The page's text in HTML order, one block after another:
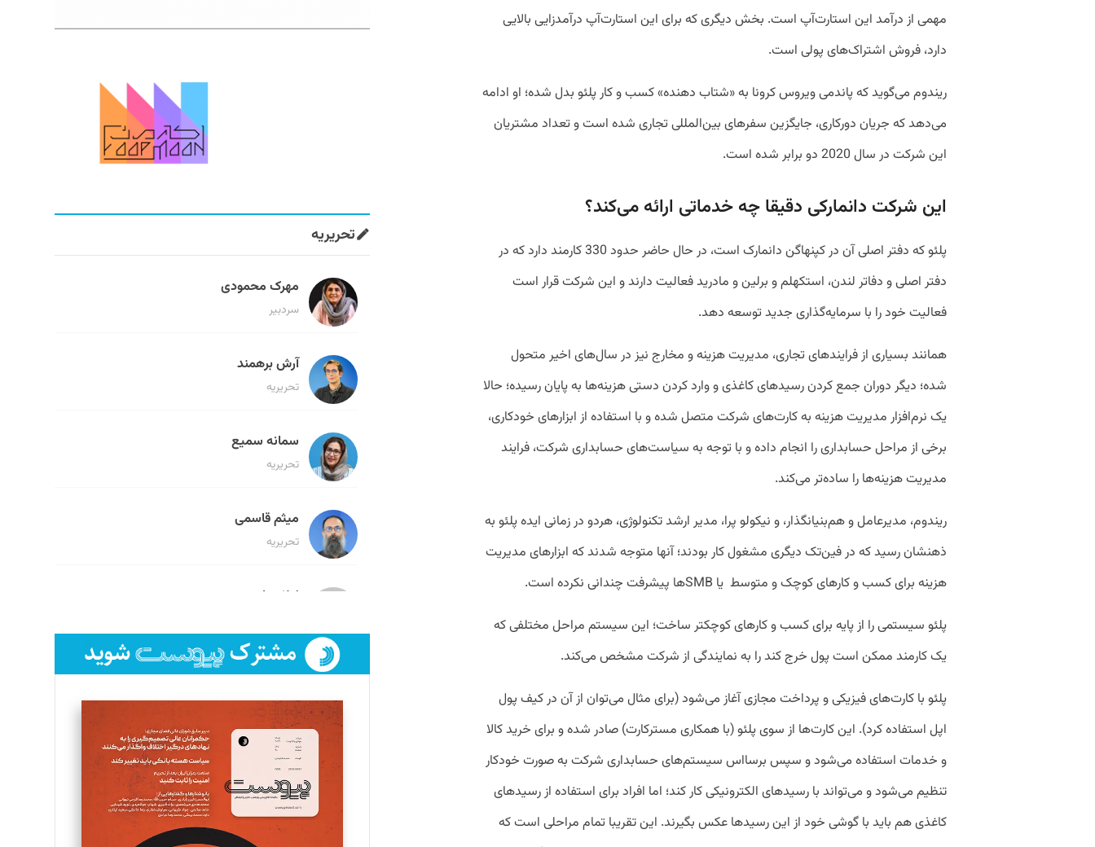
مهمی از درآمد این استارت‌آپ است. بخش دیگری که برای این استارت‌آپ درآمدزایی بالایی
دارد، فروش اشتراک‌های پولی است.
ریندوم می‌گوید که پاندمی ویروس کرونا به «شتاب دهنده»‌‌ کسب و کار پلئو بدل شده؛ او ادامه
می‌دهد که جریان دورکاری، جایگزین سفرهای بین‌المللی تجاری شده است و تعداد مشتریان
این شرکت در سال 2020 دو برابر شده است.
این شرکت دانمارکی دقیقا چه خدماتی ارائه می‌کند؟
پلئو که دفتر اصلی آن در کپنهاگن دانمارک است، در حال حاضر حدود 330 کارمند دارد که در
دفتر اصلی و دفاتر لندن، استکهلم و برلین و مادرید فعالیت دارند و این شرکت قرار است
فعالیت خود را با سرمایه‌گذاری جدید توسعه دهد.
همانند بسیاری از فرایند‌های تجاری، مدیریت هزینه‌ و مخارج نیز در سال‌های اخیر متحول
شده؛ دیگر دوران جمع کردن رسید‌های کاغذی و وارد کردن دستی هزینه‌ها به پایان رسیده؛ حالا
یک نرم‌افزار مدیریت هزینه به کارت‌های شرکت متصل شده و با استفاده از ابزار‌های خودکاری،
برخی از مراحل حسابداری را انجام داده و با توجه به سیاست‌های حسابداری شرکت، فرایند
مدیریت هزینه‌ها را ساده‌تر می‌کند.
ریندوم، مدیرعامل و هم‌بنیانگذار، و نیکولو پرا، مدیر ارشد تکنولوژی، هردو در زمانی ایده پلئو به
ذهنشان رسید که در فین‌تک دیگری مشغول کار بودند؛ آنها متوجه شدند که ابزارهای مدیریت
هزینه برای کسب و کارهای کوچک و متوسط یا SMBها پیشرفت چندانی نکرده است.
پلئو سیستمی را از پایه برای کسب و کار‌های کوچکتر ساخت؛ این سیستم مراحل مختلفی که
یک کارمند ممکن است پول خرج کند را به نمایندگی از شرکت مشخص می‌کند.
پلئو با کارت‌های فیزیکی و پرداخت مجازی آغاز می‌شود‌ (برای مثال می‌توان از آن در کیف پول
اپل استفاده کرد). این کارت‌ها از سوی پلئو (با همکاری مسترکارت) صادر شده و برای خرید کالا
و خدمات استفاده می‌شود و سپس برسااس سیستم‌های حسابداری شرکت به صورت خودکار
تنظیم می‌شود و می‌تواند با رسید‌های الکترونیکی کار کند؛ اما افراد برای استفاده از رسید‌های
کاغذی هم باید با گوشی خود از این رسید‌ها عکس بگیرند. این تقریبا تمام مراحلی است که
تحریریه
مهرک محمودی
سردبیر
آرش برهمند
تحریریه
سمانه سمیع
تحریریه
میثم قاسمی
تحریریه
لیلا حنارود
فائزه فتحی رستمی
تحریریه
سروش کرمیان
تحریریه
مینا پاکدل